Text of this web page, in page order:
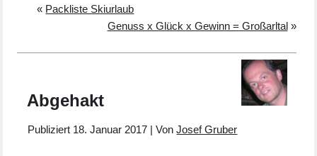
« Packliste Skiurlaub
Genuss x Glück x Gewinn = Großarltal »
Abgehakt
Publiziert 18. Januar 2017 |Von Josef Gruber